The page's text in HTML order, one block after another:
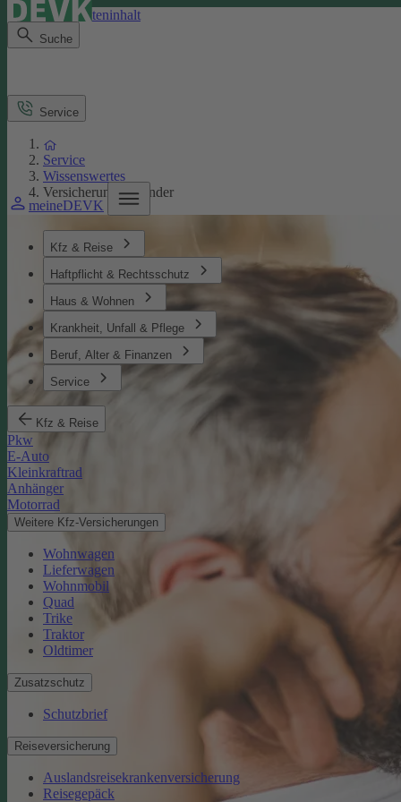
Direkt zum Seiteninhalt
Suche
meineDEVK
Kfz & Reise
Haftpflicht & Rechtsschutz
Haus & Wohnen
Krankheit, Unfall & Pflege
Beruf, Alter & Finanzen
Service
Kfz & Reise
Pkw
E-Auto
Kleinkraftrad
Anhänger
Motorrad
Weitere Kfz-Versicherungen
Wohnwagen
Lieferwagen
Wohnmobil
Quad
Trike
Traktor
Oldtimer
Zusatzschutz
Schutzbrief
Reiseversicherung
Auslandsreisekrankenversicherung
Reisegepäck
Service
Service
Wissenswertes
Versicherungen Kinder